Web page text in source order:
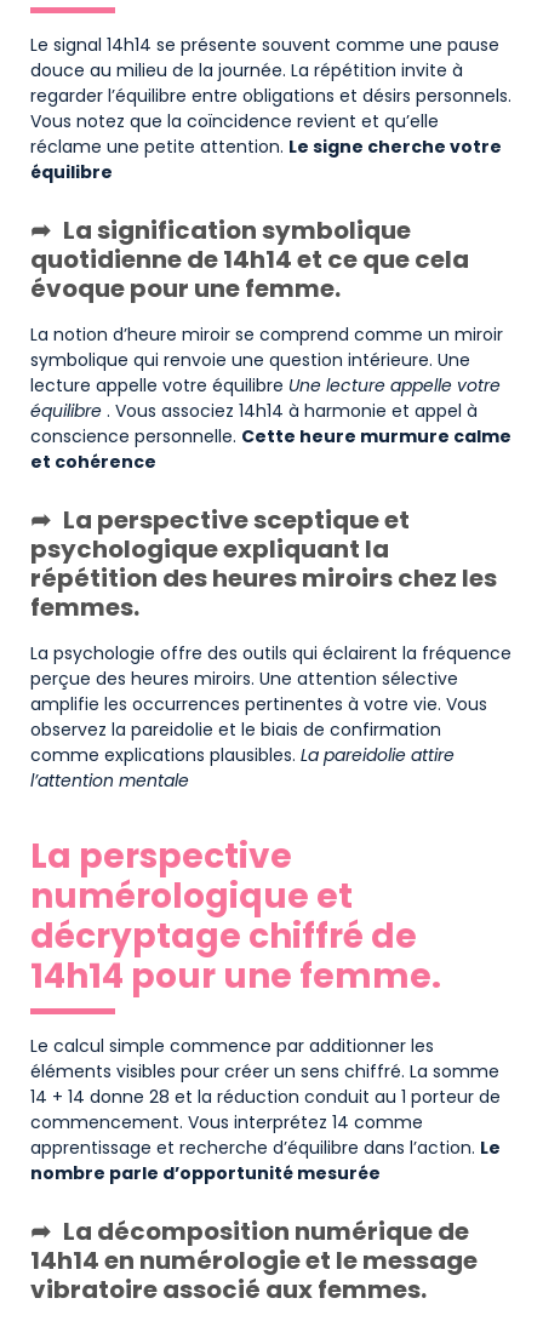
Le signal 14h14 se présente souvent comme une pause
douce au milieu de la journée. La répétition invite à
regarder l’équilibre entre obligations et désirs personnels.
Vous notez que la coïncidence revient et qu’elle
réclame une petite attention. Le signe cherche votre
équilibre
La signification symbolique
quotidienne de 14h14 et ce que cela
évoque pour une femme.
La notion d’heure miroir se comprend comme un miroir
symbolique qui renvoie une question intérieure. Une
lecture appelle votre équilibre Une lecture appelle votre
équilibre . Vous associez 14h14 à harmonie et appel à
conscience personnelle. Cette heure murmure calme
et cohérence
La perspective sceptique et
psychologique expliquant la
répétition des heures miroirs chez les
femmes.
La psychologie offre des outils qui éclairent la fréquence
perçue des heures miroirs. Une attention sélective
amplifie les occurrences pertinentes à votre vie. Vous
observez la pareidolie et le biais de confirmation
comme explications plausibles. La pareidolie attire
l’attention mentale
La perspective
numérologique et
décryptage chiffré de
14h14 pour une femme.
Le calcul simple commence par additionner les
éléments visibles pour créer un sens chiffré. La somme
14 + 14 donne 28 et la réduction conduit au 1 porteur de
commencement. Vous interprétez 14 comme
apprentissage et recherche d’équilibre dans l’action. Le
nombre parle d’opportunité mesurée
La décomposition numérique de
14h14 en numérologie et le message
vibratoire associé aux femmes.